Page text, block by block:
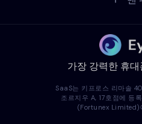
가장 강력한 휴
SaaS는 키프로스 리마솔
조르지우 A, 17호점에 등
(Fortunex Limited)